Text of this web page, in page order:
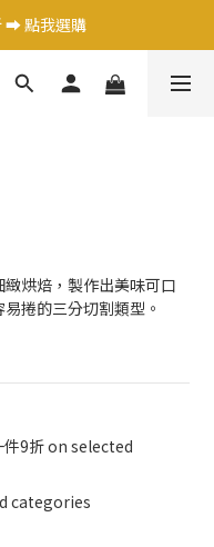
➡️ 點我選購
➡️ 點我選購
點我選購
➡️ 點我選購
烘焙，製作出美味可口
捲的三分切割類型。
件9折 on selected
categories